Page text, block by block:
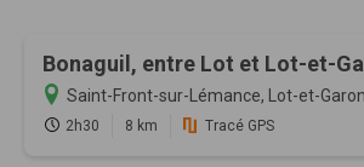
Bonaguil, entre Lot et Lot-et-
Saint-Front-sur-Lémance, Lot-et-
2h30 8 km Tracé GPS